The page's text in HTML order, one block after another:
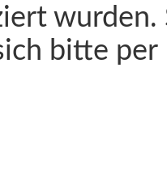
wurden.
bitte